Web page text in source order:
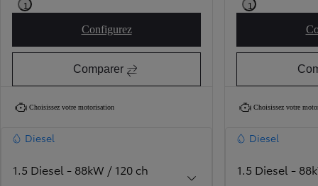
1
ConfigurezPROACE Active 1d
Comparer
Choisissez votre motorisation
Diesel
1.5 Diesel - 88kW / 120 ch
1
Choisissez votre
Diesel
1.5 Diesel -